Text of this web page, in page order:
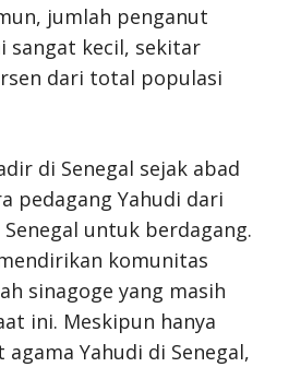
jumlah penganut
sangat kecil, sekitar
dari total populasi
di Senegal sejak abad
pedagang Yahudi dari
untuk berdagang.
komunitas
sinagoge yang masih
ini. Meskipun hanya
Yahudi di Senegal,